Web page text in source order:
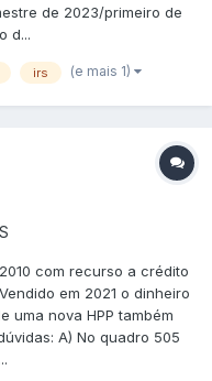
de 2023/primeiro de
d...
irs (e mais 1)
com recurso a crédito
em 2021 o dinheiro
uma nova HPP também
A) No quadro 505